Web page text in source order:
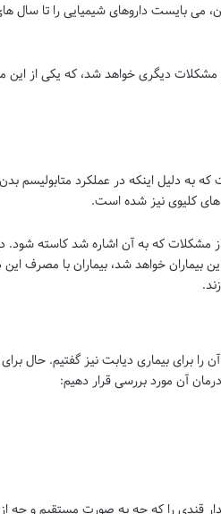
می بایست داروهای شیمیایی را تا
دیگری خواهد شد، که یکی از
دلیل اینکه در عملکرد متابولیسم
های کلیوی نیز شده است.
که به آن اشاره شد کاسته شود. در
خواهد شد، بیماران با مصرف این
بیماری دیابت نیز گفتیم. حال برای
آن مورد بررسی قرار دهیم:
قندی را که چه به صورت مستقیم و چه